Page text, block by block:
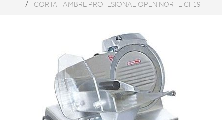
CORTAFIAMBRE PROFESIONAL OPEN NORTE CF19